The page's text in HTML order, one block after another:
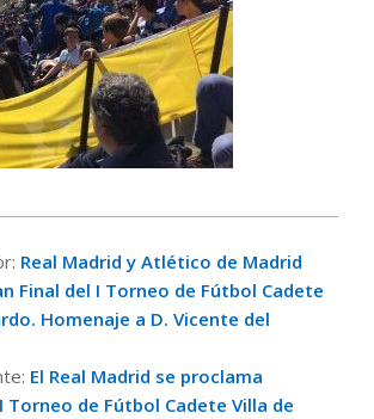
Real Madrid y Atlético de Madrid
Final del I Torneo de Fútbol Cadete
Homenaje a D. Vicente del
El Real Madrid se proclama
Torneo de Fútbol Cadete Villa de